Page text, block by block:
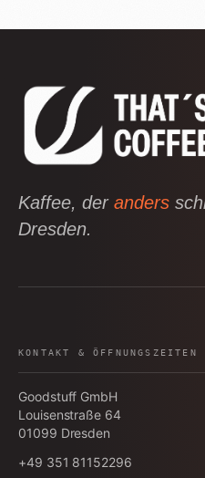
Kaffee, der anders
Dresden.
KONTAKT & ÖFFNUNGSZEITEN
Goodstuff GmbH
Louisenstraße 64
01099 Dresden
+49 351 81152296